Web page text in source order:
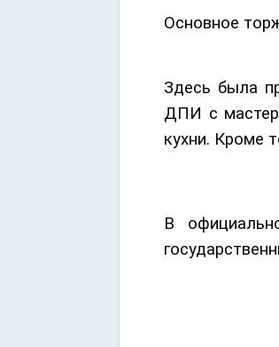
Основное
Здесь была
ДПИ с
кухни. Кроме
В